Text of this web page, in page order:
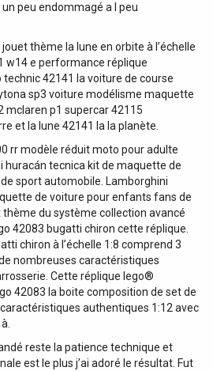
peu endommagé a l peu
thème la lune en orbite à l’échelle
w14 e performance réplique
42141 la voiture de course
sp3 voiture modélisme maquette
mclaren p1 supercar 42115
et la lune 42141 la la planète.
rr modèle réduit moto pour adulte
huracán tecnica kit de maquette de
sport automobile. Lamborghini
de voiture pour enfants fans de
du système collection avancé
42083 bugatti chiron cette réplique.
chiron à l’échelle 1:8 comprend 3
nombreuses caractéristiques
Cette réplique lego®
42083 la boite composition de set de
authentiques 1:12 avec
reste la patience technique et
est le plus j’ai adoré le résultat. Fut